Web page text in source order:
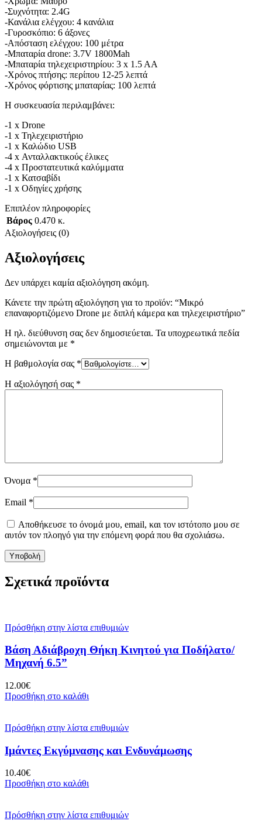
-Συχνότητα: 2.4G
-Κανάλια ελέγχου: 4 κανάλια
-Γυροσκόπιο: 6 άξονες
-Απόσταση ελέγχου: 100 μέτρα
-Μπαταρία drone: 3.7V 1800Mah
-Μπαταρία τηλεχειριστηρίου: 3 x 1.5 AA
-Χρόνος πτήσης: περίπου 12-25 λεπτά
-Χρόνος φόρτισης μπαταρίας: 100 λεπτά
Η συσκευασία περιλαμβάνει:
-1 x Drone
-1 x Τηλεχειριστήριο
-1 x Καλώδιο USB
-4 x Ανταλλακτικούς έλικες
-4 x Προστατευτικά καλύμματα
-1 x Κατσαβίδι
-1 x Οδηγίες χρήσης
Επιπλέον πληροφορίες
Βάρος 0.470 κ.
Αξιολογήσεις (0)
Αξιολογήσεις
Δεν υπάρχει καμία αξιολόγηση ακόμη.
Κάνετε την πρώτη αξιολόγηση για το προϊόν: “Μικρό
επαναφορτιζόμενο Drone με διπλή κάμερα και τηλεχειριστήριο”
Η ηλ. διεύθυνση σας δεν δημοσιεύεται. Τα υποχρεωτικά πεδία
σημειώνονται με *
Η βαθμολογία σας *
Η αξιολόγησή σας *
Όνομα *
Email *
Αποθήκευσε το όνομά μου, email, και τον ιστότοπο μου σε
αυτόν τον πλοηγό για την επόμενη φορά που θα σχολιάσω.
Σχετικά προϊόντα
Πρόσθήκη στην λίστα επιθυμιών
Βάση Αδιάβροχη Θήκη Κινητού για Ποδήλατο/
Μηχανή 6.5”
12.00€
Προσθήκη στο καλάθι
Πρόσθήκη στην λίστα επιθυμιών
Ιμάντες Εκγύμνασης και Ενδυνάμωσης
10.40€
Προσθήκη στο καλάθι
Πρόσθήκη στην λίστα επιθυμιών